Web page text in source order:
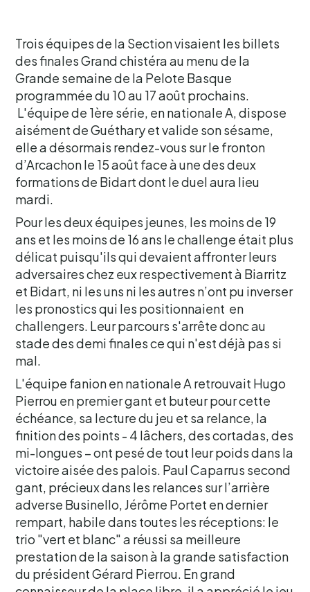
Trois équipes de la Section visaient les billets
des finales Grand chistéra au menu de la
Grande semaine de la Pelote Basque
programmée du 10 au 17 août prochains.
L'équipe de 1ère série, en nationale A, dispose
aisément de Guéthary et valide son sésame,
elle a désormais rendez-vous sur le fronton
d’Arcachon le 15 août face à une des deux
formations de Bidart dont le duel aura lieu
mardi.
Pour les deux équipes jeunes, les moins de 19
ans et les moins de 16 ans le challenge était plus
délicat puisqu'ils qui devaient affronter leurs
adversaires chez eux respectivement à Biarritz
et Bidart, ni les uns ni les autres n’ont pu inverser
les pronostics qui les positionnaient en
challengers. Leur parcours s'arrête donc au
stade des demi finales ce qui n'est déjà pas si
mal.
L'équipe fanion en nationale A retrouvait Hugo
Pierrou en premier gant et buteur pour cette
échéance, sa lecture du jeu et sa relance, la
finition des points - 4 lâchers, des cortadas, des
mi-longues – ont pesé de tout leur poids dans la
victoire aisée des palois. Paul Caparrus second
gant, précieux dans les relances sur l’arrière
adverse Businello, Jérôme Portet en dernier
rempart, habile dans toutes les réceptions: le
trio "vert et blanc" a réussi sa meilleure
prestation de la saison à la grande satisfaction
du président Gérard Pierrou. En grand